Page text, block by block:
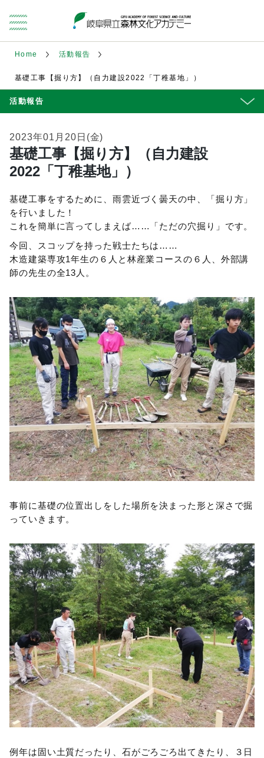
Home 活動報告
基礎工事【掘り方】（自力建設2022「丁稚基地」）
活動報告
2023年01月20日(金)
基礎工事【掘り方】（自力建設
2022「丁稚基地」）
基礎工事をするために、雨雲近づく曇天の中、「掘り方」
を行いました！
これを簡単に言ってしまえば……「ただの穴掘り」です。
今回、スコップを持った戦士たちは……
木造建築専攻1年生の６人と林産業コースの６人、外部講
師の先生の全13人。
事前に基礎の位置出しをした場所を決まった形と深さで掘
っていきます。
例年は固い土質だったり、石がごろごろ出てきたり、３日